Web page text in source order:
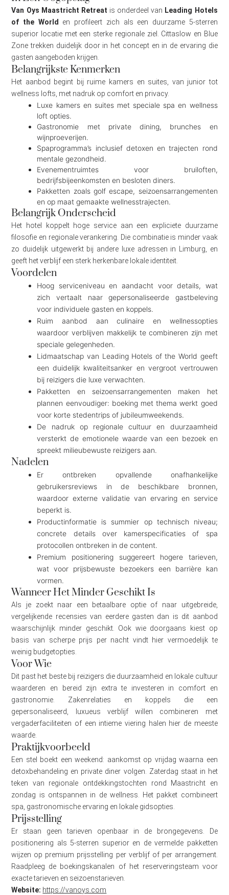
Van Oys Maastricht Retreat is onderdeel van Leading Hotels
of the World
en profileert zich als een duurzame 5‑sterren
superior locatie met een sterke regionale ziel. Cittaslow en Blue
Zone trekken duidelijk door in het concept en in de ervaring die
gasten aangeboden krijgen.
Belangrijkste Kenmerken
Het aanbod begint bij ruime kamers en suites, van junior tot
wellness lofts, met nadruk op comfort en privacy.
Luxe kamers en suites met speciale spa en wellness
loft opties.
Gastronomie met private dining, brunches en
wijnproeverijen.
Spaprogramma’s inclusief detoxen en trajecten rond
mentale gezondheid.
Evenementruimtes voor bruiloften,
bedrijfsbijeenkomsten en besloten diners.
Pakketten zoals golf escape, seizoensarrangementen
en op maat gemaakte wellnesstrajecten.
Belangrijk Onderscheid
Het hotel koppelt hoge service aan een expliciete duurzame
filosofie en regionale verankering. Die combinatie is minder vaak
zo duidelijk uitgewerkt bij andere luxe adressen in Limburg, en
geeft het verblijf een sterk herkenbare lokale identiteit.
Voordelen
Hoog serviceniveau en aandacht voor details, wat
zich vertaalt naar gepersonaliseerde gastbeleving
voor individuele gasten en koppels.
Ruim aanbod aan culinaire en wellnessopties
waardoor verblijven makkelijk te combineren zijn met
speciale gelegenheden.
Lidmaatschap van Leading Hotels of the World geeft
een duidelijk kwaliteitsanker en vergroot vertrouwen
bij reizigers die luxe verwachten.
Pakketten en seizoensarrangementen maken het
plannen eenvoudiger: boeking met thema werkt goed
voor korte stedentrips of jubileumweekends.
De nadruk op regionale cultuur en duurzaamheid
versterkt de emotionele waarde van een bezoek en
spreekt milieubewuste reizigers aan.
Nadelen
Er ontbreken opvallende onafhankelijke
gebruikersreviews in de beschikbare bronnen,
waardoor externe validatie van ervaring en service
beperkt is.
Productinformatie is summier op technisch niveau;
concrete details over kamerspecificaties of spa
protocollen ontbreken in de content.
Premium positionering suggereert hogere tarieven,
wat voor prijsbewuste bezoekers een barrière kan
vormen.
Wanneer Het Minder Geschikt Is
Als je zoekt naar een betaalbare optie of naar uitgebreide,
vergelijkende recensies van eerdere gasten dan is dit aanbod
waarschijnlijk minder geschikt. Ook wie doorgaans kiest op
basis van scherpe prijs per nacht vindt hier vermoedelijk te
weinig budgetopties.
Voor Wie
Dit past het beste bij reizigers die duurzaamheid en lokale cultuur
waarderen en bereid zijn extra te investeren in comfort en
gastronomie. Zakenrelaties en koppels die een
gepersonaliseerd, luxueus verblijf willen combineren met
vergaderfaciliteiten of een intieme viering halen hier de meeste
waarde.
Praktijkvoorbeeld
Een stel boekt een weekend: aankomst op vrijdag waarna een
detoxbehandeling en private diner volgen. Zaterdag staat in het
teken van regionale ontdekkingstochten rond Maastricht en
zondag is ontspannen in de wellness. Het pakket combineert
spa, gastronomische ervaring en lokale gidsopties.
Prijsstelling
Er staan geen tarieven openbaar in de brongegevens. De
positionering als 5‑sterren superior en de vermelde pakketten
wijzen op premium prijsstelling per verblijf of per arrangement.
Raadpleeg de boekingskanalen of het reserveringsteam voor
exacte tarieven en seizoenstarieven.
Website: https://vanoys.com